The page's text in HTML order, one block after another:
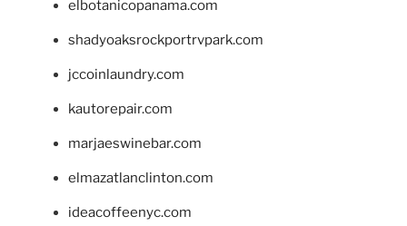
elbotanicopanama.com
shadyoaksrockportrvpark.com
jccoinlaundry.com
kautorepair.com
marjaeswinebar.com
elmazatlanclinton.com
ideacoffeenyc.com